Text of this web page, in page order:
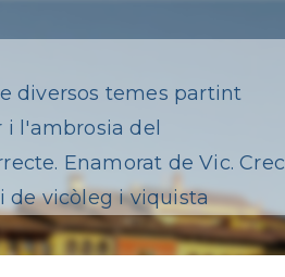
diversos temes partint
l'ambrosia del
Enamorat de Vic. Crec
de vicòleg i viquista